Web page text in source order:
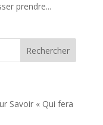
prendre...
Savoir « Qui fera